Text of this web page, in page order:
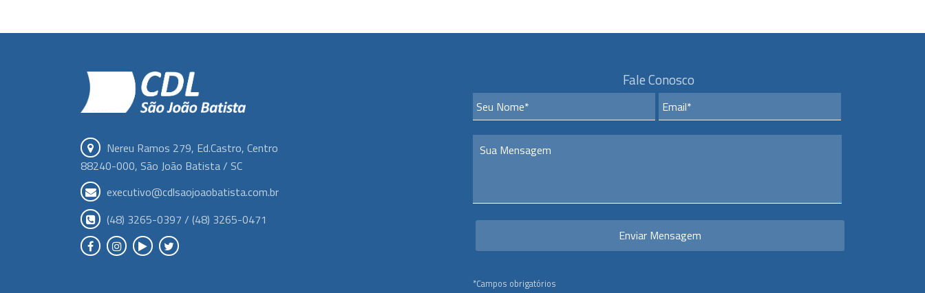
Nereu Ramos 279, Ed.Castro, Centro
88240-000, São João Batista / SC
executivo@cdlsaojoaobatista.com.br
(48) 3265-0397 / (48) 3265-0471
Fale Conosco
*Campos obrigatórios